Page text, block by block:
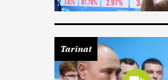
Tarinat